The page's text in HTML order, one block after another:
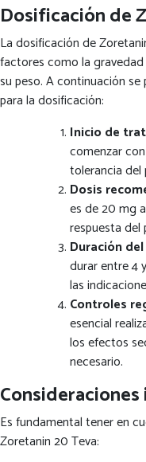
Dosificación de
La dosificación de
factores como la
su peso. A continuación
para la dosificación:
Inicio de
comenzar
tolerancia del
Dosis
es de 20 mg
respuesta del
Duración
durar entre 4
las
Controles
esencial
los efectos
necesario.
Es fundamental tener en
Zoretanin 20 Teva: